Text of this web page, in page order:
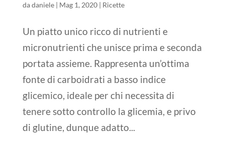
dadaniele| Mag 1, 2020| Ricette
Un piatto unico ricco di nutrienti e
micronutrienti che unisce prima e seconda
portata assieme. Rappresenta un’ottima
fonte di carboidrati a basso indice
glicemico, ideale per chi necessita di
tenere sotto controllo la glicemia, e privo
di glutine, dunque adatto...